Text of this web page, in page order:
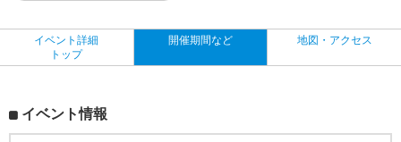
イベント詳細
トップ
開催期間など 地図・アクセス
イベント情報